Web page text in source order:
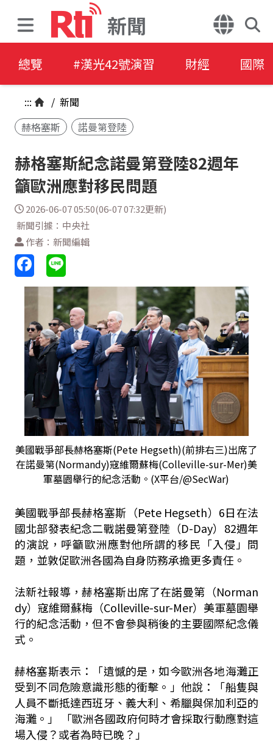
新聞
總覽 #漢光42號演習 財經 國際
::: / 新聞
赫格塞斯
諾曼第登陸
赫格塞斯紀念諾曼第登陸82週年
籲歐洲應對移民問題
2026-06-07 05:50(06-07 07:32更新)
新聞引據：中央社
作者：新聞編輯
美國戰爭部長赫格塞斯(Pete Hegseth)(前排右三)出席了
在諾曼第(Normandy)寇維爾蘇梅(Colleville-sur-Mer)美
軍墓園舉行的紀念活動。(X平台/@SecWar)
美國戰爭部長赫格塞斯（Pete Hegseth）6日在法
國北部發表紀念二戰諾曼第登陸（D-Day）82週年
的演說，呼籲歐洲應對他所謂的移民「入侵」問
題，並敦促歐洲各國為自身防務承擔更多責任。
法新社報導，赫格塞斯出席了在諾曼第（Norman
dy）寇維爾蘇梅（Colleville-sur-Mer）美軍墓園舉
行的紀念活動，但不會參與稍後的主要國際紀念儀
式。
赫格塞斯表示：「遺憾的是，如今歐洲各地海灘正
受到不同危險意識形態的衝擊。」他說：「船隻與
人員不斷抵達西班牙、義大利、希臘與保加利亞的
海灘。」 「歐洲各國政府何時才會採取行動應對這
場入侵？或者為時已晚？」